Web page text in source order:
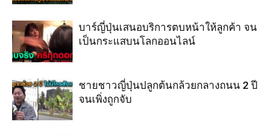
บาร์ญี่ปุ่นเสนอบริการตบหน้าให้ลูกค้า จน
เป็นกระแสบนโลกออนไลน์
ชายชาวญี่ปุ่นปลูกต้นกล้วยกลางถนน 2 ปี
จนเพิ่งถูกจับ